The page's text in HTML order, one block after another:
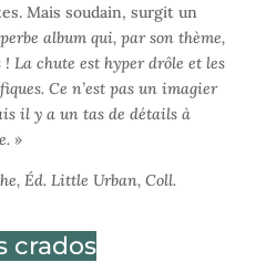
Mais soudain, surgit un
album qui, par son thème,
La chute est hyper drôle et les
Ce n’est pas un imagier
il y a un tas de détails à
»
Éd. Little Urban, Coll.
crados